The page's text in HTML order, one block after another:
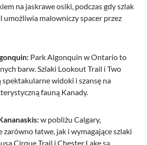
na jaskrawe osiki, podczas gdy szlak
umożliwia malowniczy spacer przez
Park Algonquin w Ontario to
barw. Szlaki Lookout Trail i Two
spektakularne widoki i szansę na
fauną Kanady.
w pobliżu Calgary,
zarówno łatwe, jak i wymagające szlaki
Cirque Trail i Chester Lake są